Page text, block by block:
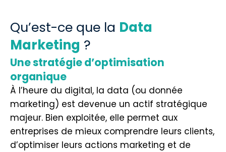
Qu’est-ce que la Data
Marketing ?
Une stratégie d’optimisation
organique
À l’heure du digital, la data (ou donnée
marketing) est devenue un actif stratégique
majeur. Bien exploitée, elle permet aux
entreprises de mieux comprendre leurs clients,
d’optimiser leurs actions marketing et de